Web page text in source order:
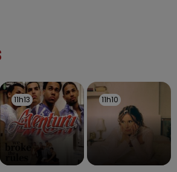
11h13
11h13 11h10
11h10